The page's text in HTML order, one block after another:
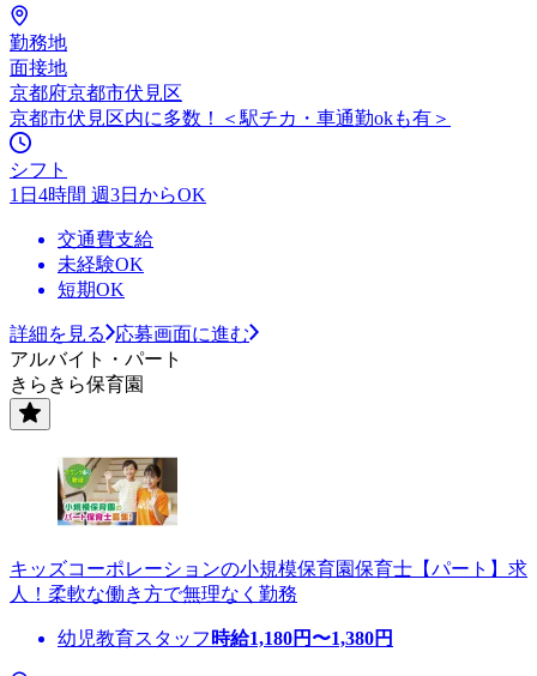
勤務地
面接地
京都府京都市伏見区
京都市伏見区内に多数！＜駅チカ・車通勤okも有＞
シフト
1日4時間 週3日からOK
交通費支給
未経験OK
短期OK
詳細を見る
応募画面に進む
アルバイト・パート
きらきら保育園
キッズコーポレーションの小規模保育園保育士【パート】求
人！柔軟な働き方で無理なく勤務
幼児教育スタッフ 時給1,180円〜1,380円